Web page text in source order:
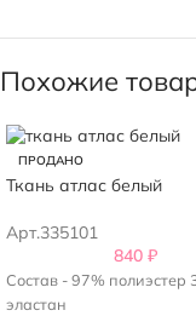
Похожие
ПРОДАНО
Ткань атлас белый
Арт.335101
840 ₽
Состав - 97% полиэстер
эластан